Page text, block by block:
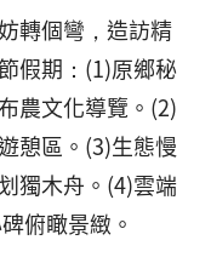
轉個彎，造訪精
假期：(1)原鄉秘
農文化導覽。(2)
憩區。(3)生態慢
獨木舟。(4)雲端
俯瞰景緻。